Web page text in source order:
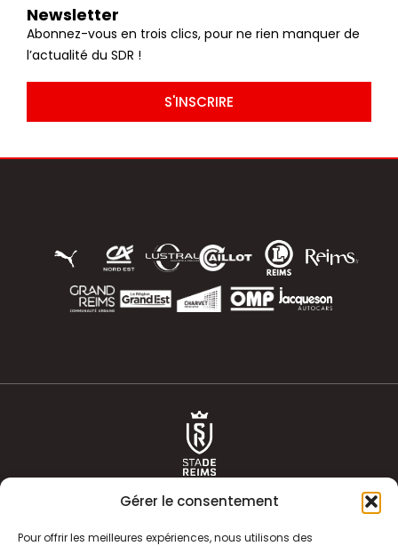
Gérer le consentement
Pour offrir les meilleures expériences, nous utilisons des
Newsletter
Abonnez-vous en trois clics, pour ne rien manquer de
l’actualité du SDR !
S'INSCRIRE